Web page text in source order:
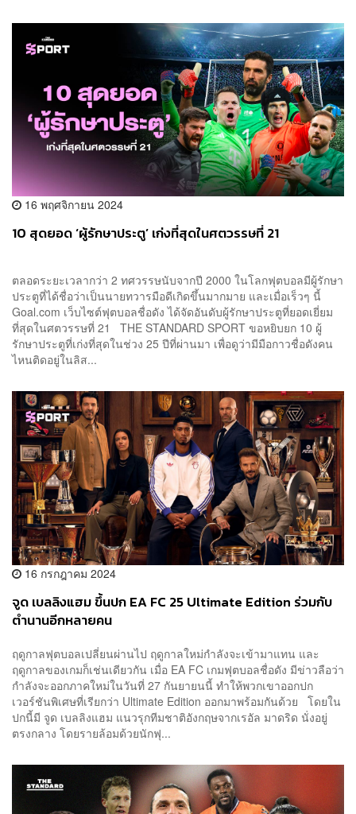
16 พฤศจิกายน 2024
10 สุดยอด ‘ผู้รักษาประตู’ เก่งที่สุดในศตวรรษที่ 21
ตลอดระยะเวลากว่า 2 ทศวรรษนับจากปี 2000 ในโลกฟุตบอลมีผู้รักษา
ประตูที่ได้ชื่อว่าเป็นนายทวารมือดีเกิดขึ้นมากมาย และเมื่อเร็วๆ นี้
Goal.com เว็บไซต์ฟุตบอลชื่อดัง ได้จัดอันดับผู้รักษาประตูที่ยอดเยี่ยม
ที่สุดในศตวรรษที่ 21 THE STANDARD SPORT ขอหยิบยก 10 ผู้
รักษาประตูที่เก่งที่สุดในช่วง 25 ปีที่ผ่านมา เพื่อดูว่ามีมือกาวชื่อดังคน
ไหนติดอยู่ในลิส...
16 กรกฎาคม 2024
จูด เบลลิงแฮม ขึ้นปก EA FC 25 Ultimate Edition ร่วมกับ
ตำนานอีกหลายคน
ฤดูกาลฟุตบอลเปลี่ยนผ่านไป ฤดูกาลใหม่กำลังจะเข้ามาแทน และ
ฤดูกาลของเกมก็เช่นเดียวกัน เมื่อ EA FC เกมฟุตบอลชื่อดัง มีข่าวลือว่า
กำลังจะออกภาคใหม่ในวันที่ 27 กันยายนนี้ ทำให้พวกเขาออกปก
เวอร์ชันพิเศษที่เรียกว่า Ultimate Edition ออกมาพร้อมกันด้วย โดยใน
ปกนี้มี จูด เบลลิงแฮม แนวรุกทีมชาติอังกฤษจากเรอัล มาดริด นั่งอยู่
ตรงกลาง โดยรายล้อมด้วยนักฟุ...